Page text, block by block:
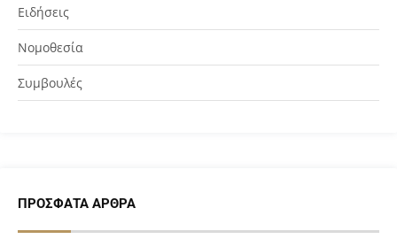
Ειδήσεις
Νομοθεσία
Συμβουλές
ΠΡΌΣΦΑΤΑ ΆΡΘΡΑ